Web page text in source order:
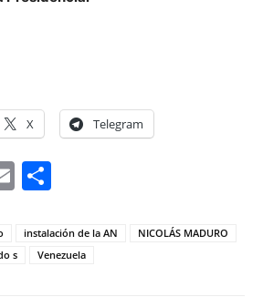
X Telegram
Email
instalación de la AN
NICOLÁS MADURO
s
Venezuela